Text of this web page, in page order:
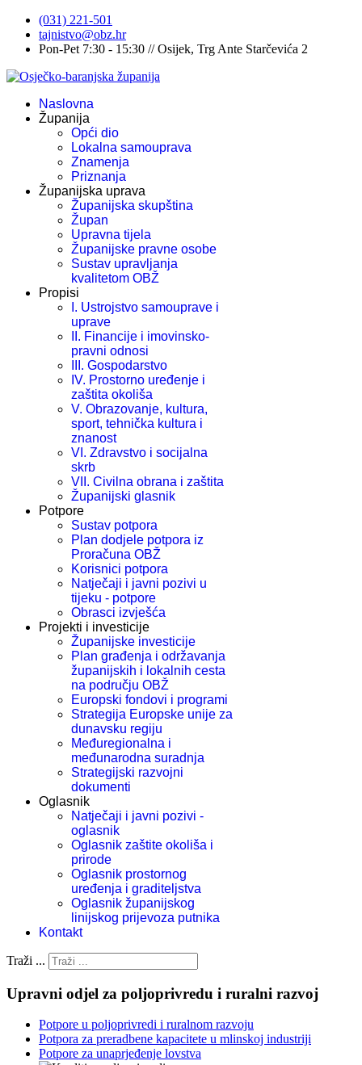
(031) 221-501
tajnistvo@obz.hr
Pon-Pet 7:30 - 15:30 // Osijek, Trg Ante Starčevića 2
Naslovna
Županija
Opći dio
Lokalna samouprava
Znamenja
Priznanja
Županijska uprava
Županijska skupština
Župan
Upravna tijela
Županijske pravne osobe
Sustav upravljanja
kvalitetom OBŽ
Propisi
I. Ustrojstvo samouprave i
uprave
II. Financije i imovinsko-
pravni odnosi
III. Gospodarstvo
IV. Prostorno uređenje i
zaštita okoliša
V. Obrazovanje, kultura,
sport, tehnička kultura i
znanost
VI. Zdravstvo i socijalna
skrb
VII. Civilna obrana i zaštita
Županijski glasnik
Potpore
Sustav potpora
Plan dodjele potpora iz
Proračuna OBŽ
Korisnici potpora
Natječaji i javni pozivi u
tijeku - potpore
Obrasci izvješća
Projekti i investicije
Županijske investicije
Plan građenja i održavanja
županijskih i lokalnih cesta
na području OBŽ
Europski fondovi i programi
Strategija Europske unije za
dunavsku regiju
Međuregionalna i
međunarodna suradnja
Strategijski razvojni
dokumenti
Oglasnik
Natječaji i javni pozivi -
oglasnik
Oglasnik zaštite okoliša i
prirode
Oglasnik prostornog
uređenja i graditeljstva
Oglasnik županijskog
linijskog prijevoza putnika
Kontakt
Traži ...
Upravni odjel za poljoprivredu i ruralni razvoj
Potpore u poljoprivredi i ruralnom razvoju
Potpora za preradbene kapacitete u mlinskoj industriji
Potpore za unaprjeđenje lovstva